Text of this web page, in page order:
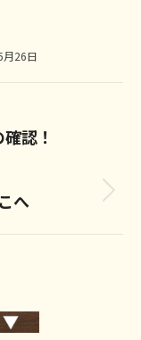
月26日
認！
へ